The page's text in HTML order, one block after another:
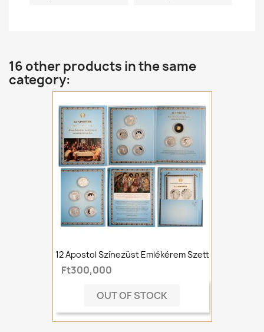
16 other products in the same
category:
12 Apostol Színezüst Emlékérem Szett
Ft300,000
OUT OF STOCK